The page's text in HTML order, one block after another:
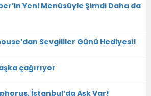
Yeni Menüsüyle Şimdi Daha da
Sevgililer Günü Hediyesi!
çağırıyor
İstanbul’da Aşk Var!